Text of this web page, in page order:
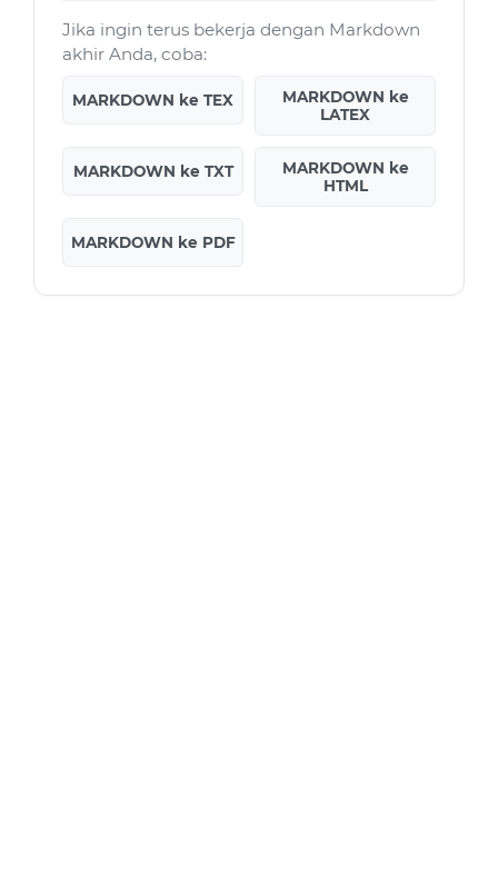
Jika ingin terus bekerja dengan Markdown
akhir Anda, coba:
MARKDOWN ke TEX
MARKDOWN ke
LATEX
MARKDOWN ke TXT
MARKDOWN ke
HTML
MARKDOWN ke PDF